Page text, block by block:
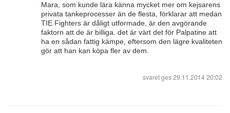
Mara, som kunde lära känna mycket mer om kejsarens
privata tankeprocesser än de flesta, förklarar att medan
TIE Fighters är dåligt utformade, är den avgörande
faktorn att de är billiga. det är värt det för Palpatine att
ha en sådan fattig kämpe, eftersom den lägre kvaliteten
gör att han kan köpa fler av dem.
svaret ges29.11.2014 20:02